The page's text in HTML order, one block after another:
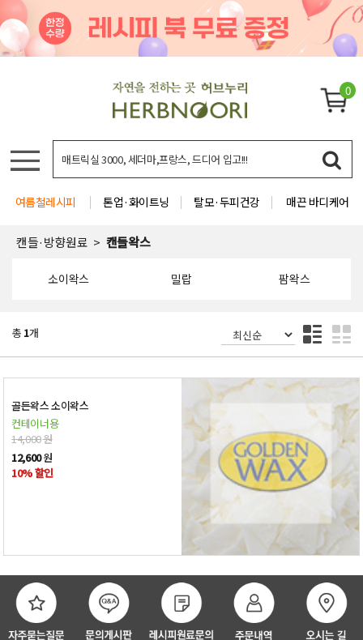
0
여름철레시피 톤업·화이트닝 탈모·두피건강 매끈 바디케어
캔들·방향원료 캔들왁스
소이왁스 밀랍 팜왁스
총 1개
골든왁스 소이왁스
컨테이너용
14,000원
12,600원
10% 할인